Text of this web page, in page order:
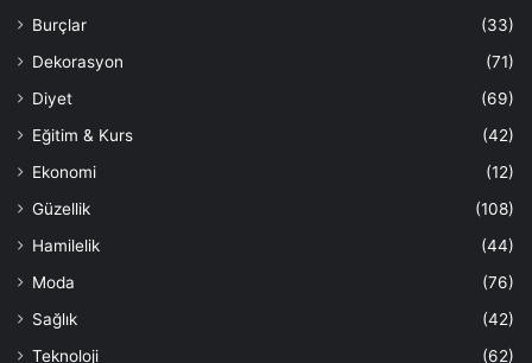
Burçlar
(33)
Dekorasyon
(71)
Diyet
(69)
Eğitim & Kurs
(42)
Ekonomi
(12)
Güzellik
(108)
Hamilelik
(44)
Moda
(76)
Sağlık
(42)
Teknoloji
(62)